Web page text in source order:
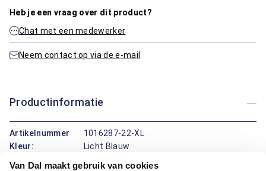
Van Dal maakt gebruik van cookies
Heb je een vraag over dit product?
Chat met een medewerker
Neem contact op via de e-mail
Productinformatie
Artikelnummer
1016287-22-XL
Kleur:
Licht Blauw